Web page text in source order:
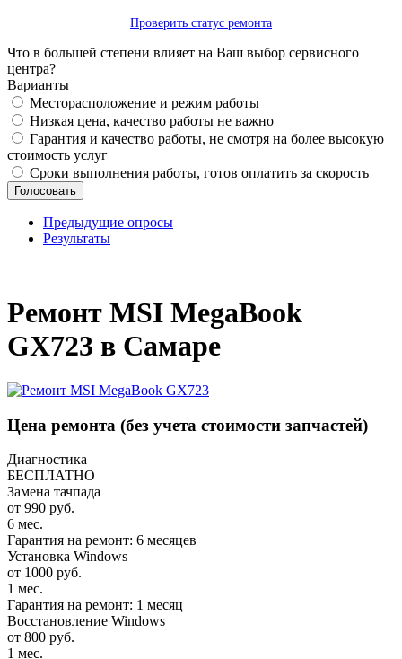
Проверить статус ремонта
Что в большей степени влияет на Ваш выбор сервисного
центра?
Варианты
Месторасположение и режим работы
Низкая цена, качество работы не важно
Гарантия и качество работы, не смотря на более высокую
стоимость услуг
Сроки выполнения работы, готов оплатить за скорость
Предыдущие опросы
Результаты
Ремонт MSI MegaBook
GX723 в Самаре
Цена ремонта (без учета стоимости запчастей)
Диагностика
БЕСПЛАТНО
Замена тачпада
от 990 руб.
6 мес.
Гарантия на ремонт: 6 месяцев
Установка Windows
от 1000 руб.
1 мес.
Гарантия на ремонт: 1 месяц
Восстановление Windows
от 800 руб.
1 мес.